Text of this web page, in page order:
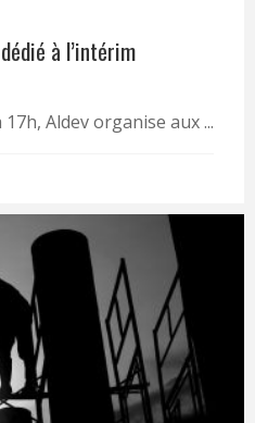
à l’intérim
Aldev organise aux ...